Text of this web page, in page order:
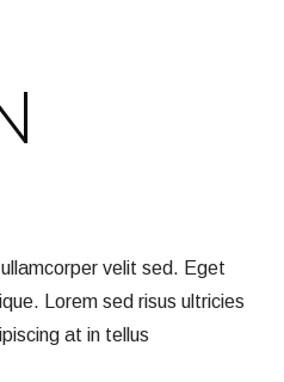
velit sed. Eget
Lorem sed risus ultricies
at in tellus